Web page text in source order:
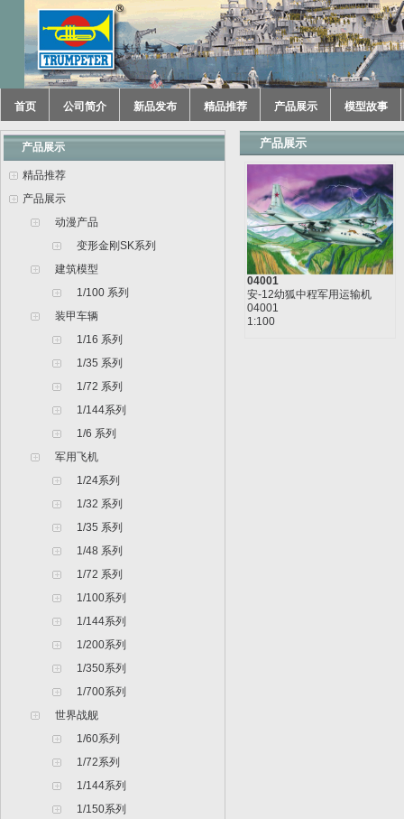
首页 公司简介 新品发布 精品推荐 产品展示 模型故事
产品展示
精品推荐
产品展示
动漫产品
变形金刚SK系列
建筑模型
1/100 系列
装甲车辆
1/16 系列
1/35 系列
1/72 系列
1/144系列
1/6 系列
军用飞机
1/24系列
1/32 系列
1/35 系列
1/48 系列
1/72 系列
1/100系列
1/144系列
1/200系列
1/350系列
1/700系列
世界战舰
1/60系列
1/72系列
1/144系列
1/150系列
产品展示
04001
安-12幼狐中程军用运输机
04001
1:100